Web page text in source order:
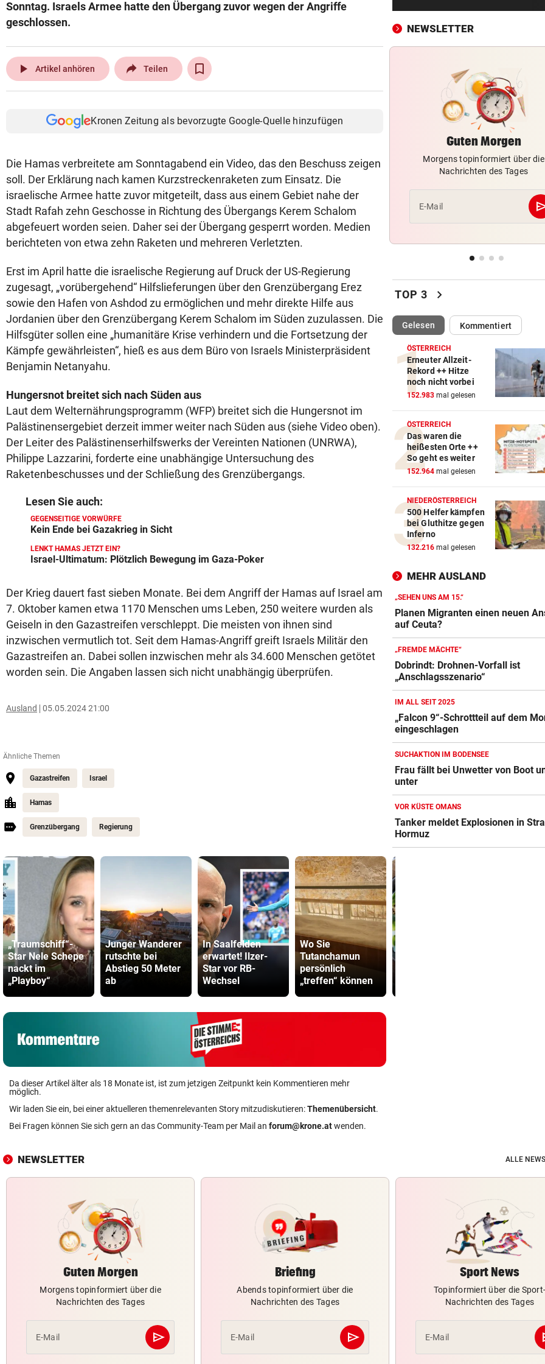
Sonntag. Israels Armee hatte den Übergang zuvor wegen der Angriffe
geschlossen.
play_arrow Artikel anhören Teilen
Kronen Zeitung als bevorzugte Google-Quelle hinzufügen
Die Hamas verbreitete am Sonntagabend ein Video, das den Beschuss zeigen
soll. Der Erklärung nach kamen Kurzstreckenraketen zum Einsatz. Die
israelische Armee hatte zuvor mitgeteilt, dass aus einem Gebiet nahe der
Stadt Rafah zehn Geschosse in Richtung des Übergangs Kerem Schalom
abgefeuert worden seien. Daher sei der Übergang gesperrt worden. Medien
berichteten von etwa zehn Raketen und mehreren Verletzten.
Erst im April hatte die israelische Regierung auf Druck der US-Regierung
zugesagt, „vorübergehend“ Hilfslieferungen über den Grenzübergang Erez
sowie den Hafen von Ashdod zu ermöglichen und mehr direkte Hilfe aus
Jordanien über den Grenzübergang Kerem Schalom im Süden zuzulassen. Die
Hilfsgüter sollen eine „humanitäre Krise verhindern und die Fortsetzung der
Kämpfe gewährleisten“, hieß es aus dem Büro von Israels Ministerpräsident
Benjamin Netanyahu.
Hungersnot breitet sich nach Süden aus
Laut dem Welternährungsprogramm (WFP) breitet sich die Hungersnot im
Palästinensergebiet derzeit immer weiter nach Süden aus (siehe Video oben).
Der Leiter des Palästinenserhilfswerks der Vereinten Nationen (UNRWA),
Philippe Lazzarini, forderte eine unabhängige Untersuchung des
Raketenbeschusses und der Schließung des Grenzübergangs.
Lesen Sie auch:
GEGENSEITIGE VORWÜRFE
Kein Ende bei Gazakrieg in Sicht
LENKT HAMAS JETZT EIN?
Israel-Ultimatum: Plötzlich Bewegung im Gaza-Poker
Der Krieg dauert fast sieben Monate. Bei dem Angriff der Hamas auf Israel am
7. Oktober kamen etwa 1170 Menschen ums Leben, 250 weitere wurden als
Geiseln in den Gazastreifen verschleppt. Die meisten von ihnen sind
inzwischen vermutlich tot. Seit dem Hamas-Angriff greift Israels Militär den
Gazastreifen an. Dabei sollen inzwischen mehr als 34.600 Menschen getötet
worden sein. Die Angaben lassen sich nicht unabhängig überprüfen.
Ausland 05.05.2024 21:00
Ähnliche Themen
Gazastreifen Israel
Hamas
Grenzübergang Regierung
„Traumschiff“-
Star Nele Schepe
nackt im
„Playboy“
Junger Wanderer
rutschte bei
Abstieg 50 Meter
ab
In Saalfelden
erwartet! Ilzer-
Star vor RB-
Wechsel
Wo Sie
Tutanchamun
persönlich
„treffen“ können
Da dieser Artikel älter als 18 Monate ist, ist zum jetzigen Zeitpunkt kein Kommentieren mehr
möglich.
Wir laden Sie ein, bei einer aktuelleren themenrelevanten Story mitzudiskutieren:Themenübersicht.
Bei Fragen können Sie sich gern an das Community-Team per Mail an forum@krone.atwenden.
Sesseltag: Gemeinsam
gemeinsam schwitzen
BERGTOUR IN AFRIKA vor
Menschlichkeit
ÄGYPTEN-REISEREPORTAGE vor 31
Wo Sie Tutanchamun
„treffen“ können
WARUM MAN MITMACHT vor 31
Gähnen ist ansteckend – und
ganz ohne Viren!
vor
Cyberangriff aus!
Fußgängerin bei Unfall
verletzt, Hund tot
MIT PARTNER WAYVE
Fahrdienst Uber erhält
Lizenz in London
SAMSUNG UND SK HYNIX vor
Südkoreaner testen Chip-
Fertigungsanlage aus China
PRÄSIDENT DARF BLEIBEN vor
Schreiben enthüllt: So
FIFA Infantino
54 PROZENT PLUS
KI-Boom beschert iPhone-
Foxconn Rekordumsatz
NEUE PRIORITÄTEN vor
man sterben wird“
„KLEINER KOMPROMISS“ vor
Sonntagsöffnung: NEOS
einheitliche Regeln
KONSEQUENZEN GEFORDERT
Trainerwahl manipuliert?
bei WM-Teilnehmer!
NEWSLETTER
Guten Morgen
Morgens topinformiert über die
Nachrichten des Tages
E-Mail
TOP 3 chevron_right
Gelesen(ausgewählt)Kommentiert
ÖSTERREICH
Erneuter Allzeit-
Rekord ++ Hitze
noch nicht vorbei
152.983 mal gelesen
ÖSTERREICH
Das waren die
heißesten Orte ++
So geht es weiter
152.964 mal gelesen
NIEDERÖSTERREICH
500 Helfer kämpfen
bei Gluthitze gegen
Inferno
132.216 mal gelesen
MEHR AUSLAND
„SEHEN UNS AM 15.“
Planen Migranten einen neuen
auf Ceuta?
„FREMDE MÄCHTE“
Dobrindt: Drohnen-Vorfall ist
„Anschlagsszenario“
IM ALL SEIT 2025
„Falcon 9“-Schrottteil auf dem
eingeschlagen
SUCHAKTION IM BODENSEE
Frau fällt bei Unwetter von Boot
unter
VOR KÜSTE OMANS
Tanker meldet Explosionen in
Hormuz
NEWSLETTER ALLE
Guten Morgen
Morgens topinformiert über die
Nachrichten des Tages
E-Mail send
Abschicken
Briefing
Abends topinformiert über die
Nachrichten des Tages
E-Mail send
Abschicken
Sport News
Topinformiert über die Sport-
Nachrichten des Tages
E-Mail